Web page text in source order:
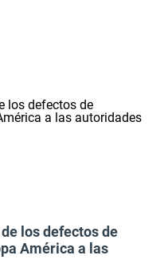
los defectos de
América a las